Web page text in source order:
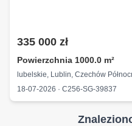
335 000 zł
Powierzchnia 1000.0 m²
lubelskie, Lublin, Czechów
18-07-2026 · C256-SG-39837